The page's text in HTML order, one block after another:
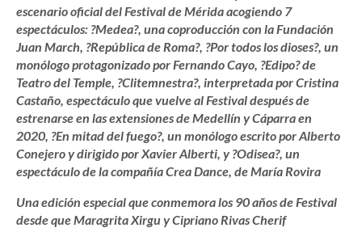
escenario oficial del Festival de Mérida acogiendo 7
espectáculos: ?Medea?, una coproducción con la Fundación
Juan March, ?República de Roma?, ?Por todos los dioses?, un
monólogo protagonizado por Fernando Cayo, ?Edipo? de
Teatro del Temple, ?Clitemnestra?, interpretada por Cristina
Castaño, espectáculo que vuelve al Festival después de
estrenarse en las extensiones de Medellín y Cáparra en
2020, ?En mitad del fuego?, un monólogo escrito por Alberto
Conejero y dirigido por Xavier Alberti, y ?Odisea?, un
espectáculo de la compañía Crea Dance, de María Rovira
Una edición especial que conmemora los 90 años de Festival
desde que Maragrita Xirgu y Cipriano Rivas Cherif